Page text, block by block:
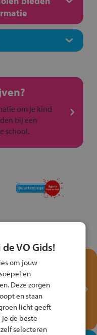
om je kind
bij een
school.
met het
Verkeersspel
fiets!
VO Gids!
om jouw
en
Deze zorgen
en staan
licht geeft
je de beste
selecteren